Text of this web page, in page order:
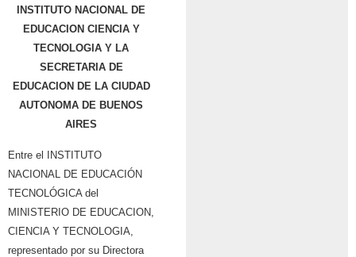
INSTITUTO NACIONAL DE
EDUCACION CIENCIA Y
TECNOLOGIA Y LA
SECRETARIA DE
EDUCACION DE LA CIUDAD
AUTONOMA DE BUENOS
AIRES
Entre el INSTITUTO
NACIONAL DE EDUCACIÓN
TECNOLÓGICA del
MINISTERIO DE EDUCACION,
CIENCIA Y TECNOLOGIA,
representado por su Directora